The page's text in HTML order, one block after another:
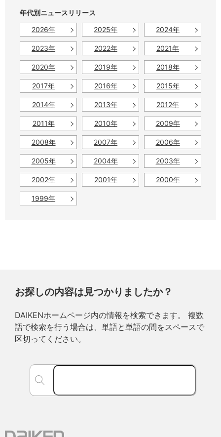
年代別ニュースリリース
2026年
2025年 2024年
2023年 2022年 2021年
2020年 2019年 2018年
2017年 2016年 2015年
2014年 2013年 2012年
2011年 2010年 2009年
2008年 2007年 2006年
2005年 2004年 2003年
2002年 2001年 2000年
1999年
お探しの内容は見つかりましたか？
DAIKENホームページ内の情報を検索できます。 複数
語で検索を行う場合は、単語と単語の間をスペースで
区切ってください。